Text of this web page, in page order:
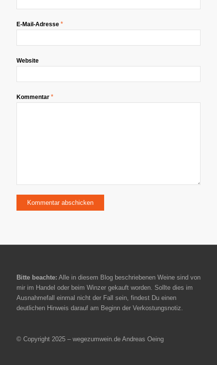
E-Mail-Adresse *
Website
Kommentar *
Bitte beachte: Alle in diesem Blog beschriebenen Weine sind von
mir im Handel oder beim Winzer gekauft worden. Sollte dies im
Ausnahmefall einmal nicht der Fall sein, findest Du einen
deutlichen Hinweis darauf am Beginn der Verkostungsnotiz.
© Copyright 2025 – wegezumwein.de Andreas Oeing